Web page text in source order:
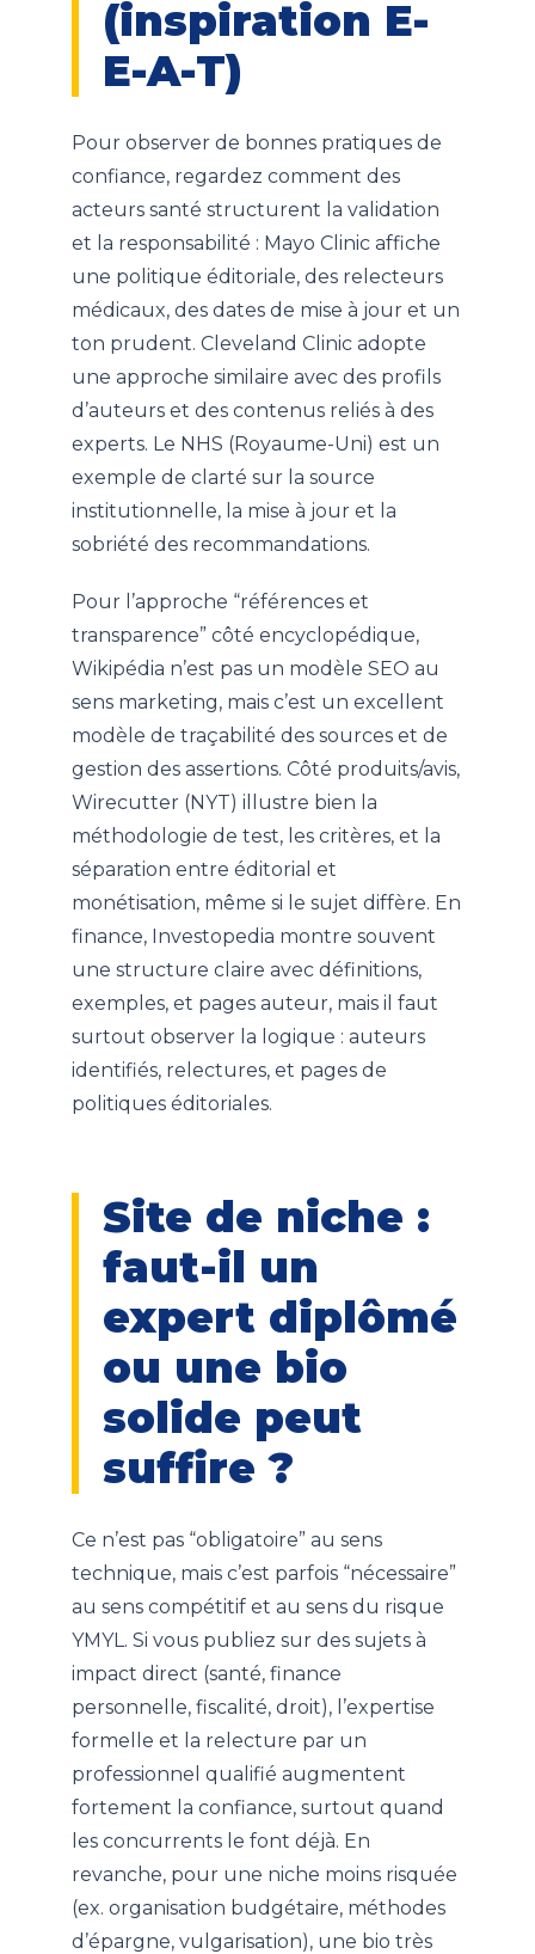
(inspiration E-
E-A-T)
Pour observer de bonnes pratiques de
confiance, regardez comment des
acteurs santé structurent la validation
et la responsabilité : Mayo Clinic affiche
une politique éditoriale, des relecteurs
médicaux, des dates de mise à jour et un
ton prudent. Cleveland Clinic adopte
une approche similaire avec des profils
d’auteurs et des contenus reliés à des
experts. Le NHS (Royaume-Uni) est un
exemple de clarté sur la source
institutionnelle, la mise à jour et la
sobriété des recommandations.
Pour l’approche “références et
transparence” côté encyclopédique,
Wikipédia n’est pas un modèle SEO au
sens marketing, mais c’est un excellent
modèle de traçabilité des sources et de
gestion des assertions. Côté produits/avis,
Wirecutter (NYT) illustre bien la
méthodologie de test, les critères, et la
séparation entre éditorial et
monétisation, même si le sujet diffère. En
finance, Investopedia montre souvent
une structure claire avec définitions,
exemples, et pages auteur, mais il faut
surtout observer la logique : auteurs
identifiés, relectures, et pages de
politiques éditoriales.
Site de niche :
faut-il un
expert diplômé
ou une bio
solide peut
suffire ?
Ce n’est pas “obligatoire” au sens
technique, mais c’est parfois “nécessaire”
au sens compétitif et au sens du risque
YMYL. Si vous publiez sur des sujets à
impact direct (santé, finance
personnelle, fiscalité, droit), l’expertise
formelle et la relecture par un
professionnel qualifié augmentent
fortement la confiance, surtout quand
les concurrents le font déjà. En
revanche, pour une niche moins risquée
(ex. organisation budgétaire, méthodes
d’épargne, vulgarisation), une bio très